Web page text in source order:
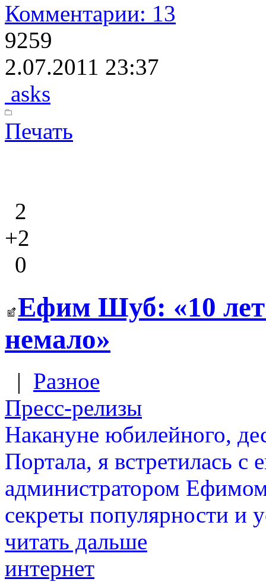
Комментарии: 13
9259
2.07.2011 23:37
asks
Печать
2
+2
0
Ефим Шуб: «10
немало»
| Разное
Пресс-релизы
Накануне юбилейного,
Портала, я встретилась с
администратором
секреты популярности и
читать дальше
интернет